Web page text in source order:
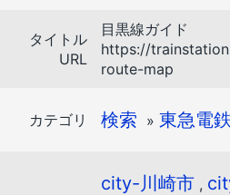
タイトル
URL
目黒線ガイド
https://
route-map
カテゴリ 検索 » 東急電
city-川崎市 ,